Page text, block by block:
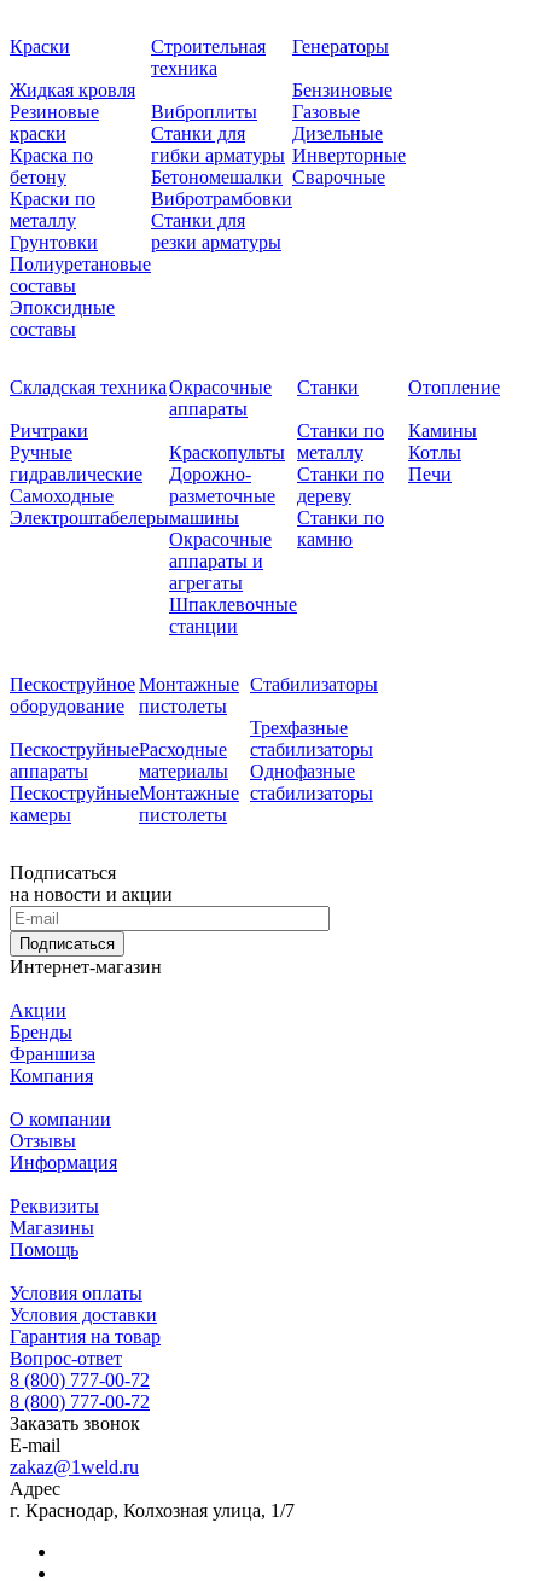
Краски
Жидкая кровля
Резиновые
краски
Краска по
бетону
Краски по
металлу
Грунтовки
Полиуретановые
составы
Эпоксидные
составы
Строительная
техника
Виброплиты
Станки для
гибки арматуры
Бетономешалки
Вибротрамбовки
Станки для
резки арматуры
Генераторы
Бензиновые
Газовые
Дизельные
Инверторные
Сварочные
Складская техника
Ричтраки
Ручные
гидравлические
Самоходные
Электроштабелеры
Окрасочные
аппараты
Краскопульты
Дорожно-
разметочные
машины
Окрасочные
аппараты и
агрегаты
Шпаклевочные
станции
Станки
Станки по
металлу
Станки по
дереву
Станки по
камню
Отопление
Камины
Котлы
Печи
Пескоструйное
оборудование
Пескоструйные
аппараты
Пескоструйные
камеры
Монтажные
пистолеты
Расходные
материалы
Монтажные
пистолеты
Стабилизаторы
Трехфазные
стабилизаторы
Однофазные
стабилизаторы
Подписаться
на новости и акции
Подписаться
Интернет-магазин
Акции
Бренды
Франшиза
Компания
О компании
Отзывы
Информация
Реквизиты
Магазины
Помощь
Условия оплаты
Условия доставки
Гарантия на товар
Вопрос-ответ
8 (800) 777-00-72
8 (800) 777-00-72
Заказать звонок
E-mail
zakaz@1weld.ru
Адрес
г. Краснодар, Колхозная улица, 1/7